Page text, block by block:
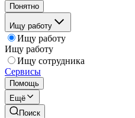
Понятно
Ищу работу
Ищу работу
Ищу работу
Ищу сотрудника
Сервисы
Помощь
Ещё
Поиск